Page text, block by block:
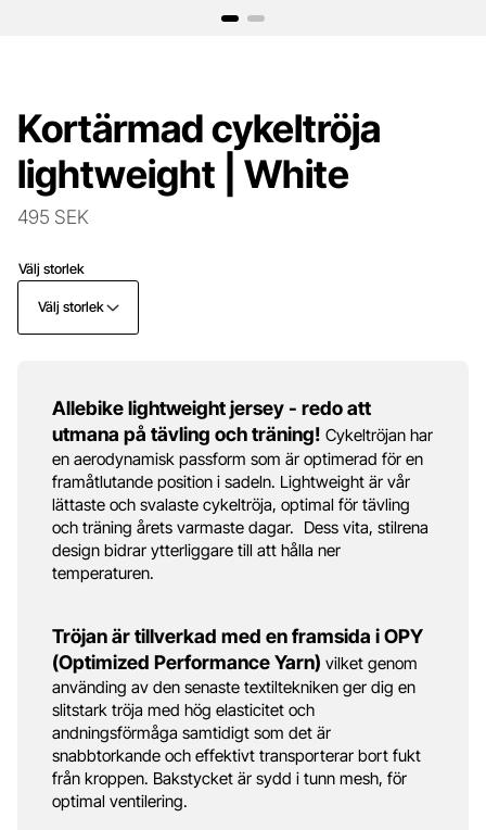
Kortärmad cykeltröja
lightweight | White
495 SEK
Välj storlek
Välj storlek
Allebike lightweight jersey - redo att
utmana på tävling och träning! Cykeltröjan har
en aerodynamisk passform som är optimerad för en
framåtlutande position i sadeln. Lightweight är vår
lättaste och svalaste cykeltröja, optimal för tävling
och träning årets varmaste dagar. Dess vita, stilrena
design bidrar ytterliggare till att hålla ner
temperaturen.
Tröjan är tillverkad med en framsida i OPY
(Optimized Performance Yarn) vilket genom
använding av den senaste textiltekniken ger dig en
slitstark tröja med hög elasticitet och
andningsförmåga samtidigt som det är
snabbtorkande och effektivt transporterar bort fukt
från kroppen. Bakstycket är sydd i tunn mesh, för
optimal ventilering.